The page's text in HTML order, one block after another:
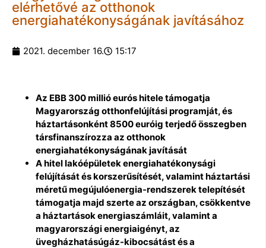
elérhetővé az otthonok
energiahatékonyságának javításához
2021. december 16. 15:17
Az EBB 300 millió eurós hitele támogatja
Magyarország otthonfelújítási programját, és
háztartásonként 8500 euróig terjedő összegben
társfinanszírozza az otthonok
energiahatékonyságának javítását
A hitel lakóépületek energiahatékonysági
felújítását és korszerűsítését, valamint háztartási
méretű megújulóenergia-rendszerek telepítését
támogatja majd szerte az országban, csökkentve
a háztartások energiaszámláit, valamint a
magyarországi energiaigényt, az
üvegházhatásúgáz-kibocsátást és a